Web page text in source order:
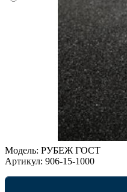
Модель: РУБЕЖ ГОСТ
Артикул: 906-15-1000